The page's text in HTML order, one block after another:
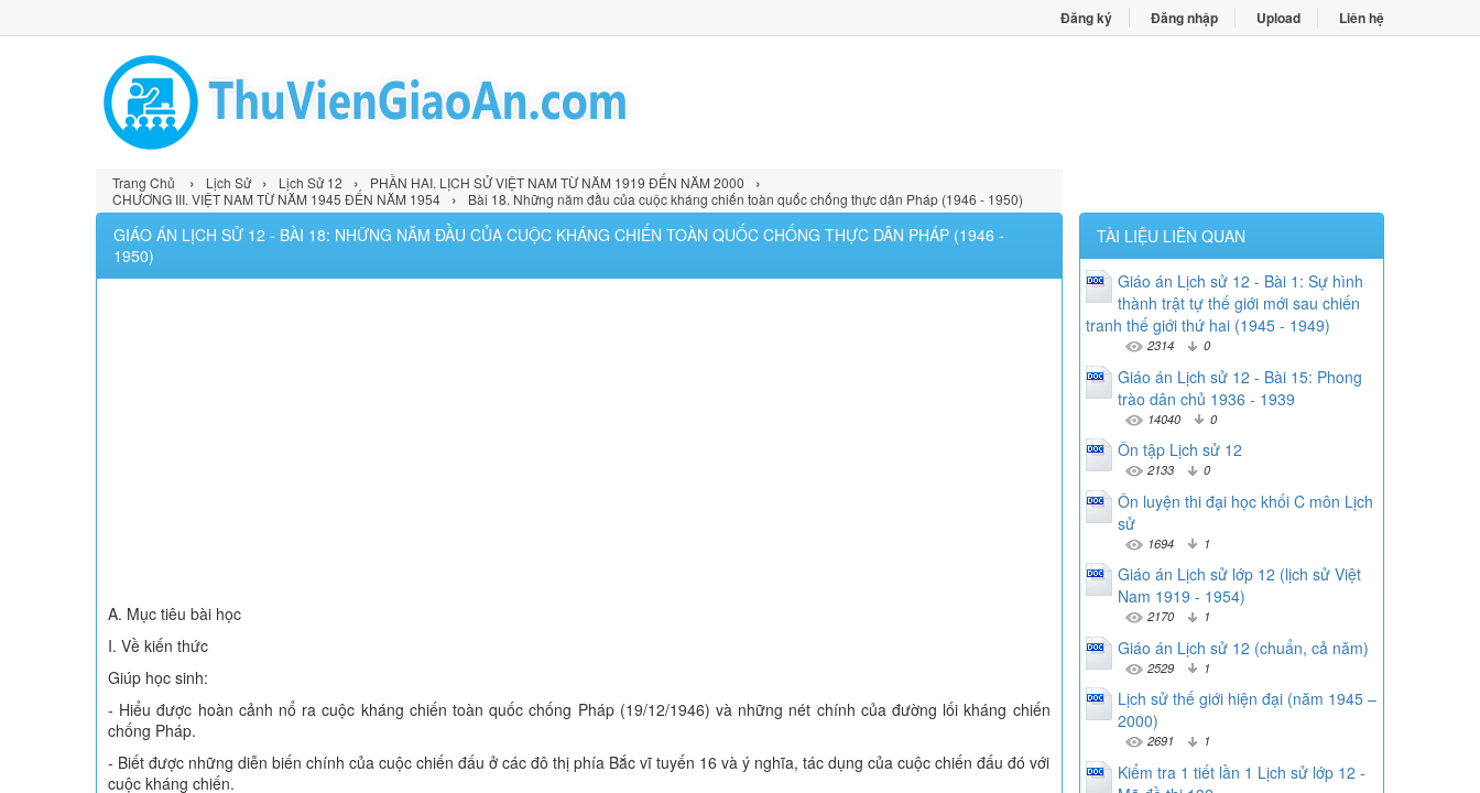
Đăng ký Đăng nhập Upload Liên hệ
Trang Chủ › Lịch Sử › Lịch Sử 12 › PHẦN HAI. LỊCH SỬ VIỆT NAM TỪ NĂM 1919 ĐẾN NĂM 2000 ›
CHƯƠNG III. VIỆT NAM TỪ NĂM 1945 ĐẾN NĂM 1954 › Bài 18. Những năm đầu của cuộc kháng chiến toàn quốc chống thực dân Pháp (1946 - 1950)
GIÁO ÁN LỊCH SỬ 12 - BÀI 18: NHỮNG NĂM ĐẦU CỦA CUỘC KHÁNG CHIẾN TOÀN QUỐC CHỐNG THỰC DÂN PHÁP (1946 -
1950)
A. Mục tiêu bài học
I. Về kiến thức
Giúp học sinh:
- Hiểu được hoàn cảnh nổ ra cuộc kháng chiến toàn quốc chống Pháp (19/12/1946) và những nét chính của đường lối kháng chiến
chống Pháp.
- Biết được những diễn biến chính của cuộc chiến đấu ở các đô thị phía Bắc vĩ tuyến 16 và ý nghĩa, tác dụng của cuộc chiến đấu đó với
cuộc kháng chiến.
TÀI LIỆU LIÊN QUAN
Giáo án Lịch sử 12 - Bài 1: Sự hình
thành trật tự thế giới mới sau chiến
tranh thế giới thứ hai (1945 - 1949)
2314 0
Giáo án Lịch sử 12 - Bài 15: Phong
trào dân chủ 1936 - 1939
14040 0
Ôn tập Lịch sử 12
2133 0
Ôn luyện thi đại học khối C môn Lịch
sử
1694 1
Giáo án Lịch sử lớp 12 (lịch sử Việt
Nam 1919 - 1954)
2170 1
Giáo án Lịch sử 12 (chuẩn, cả năm)
2529 1
Lịch sử thế giới hiện đại (năm 1945 –
2000)
2691 1
Kiểm tra 1 tiết lần 1 Lịch sử lớp 12 -